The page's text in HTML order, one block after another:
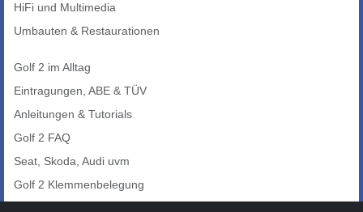
HiFi und Multimedia
Umbauten & Restaurationen
Golf 2 im Alltag
Eintragungen, ABE & TÜV
Anleitungen & Tutorials
Golf 2 FAQ
Seat, Skoda, Audi uvm
Golf 2 Klemmenbelegung